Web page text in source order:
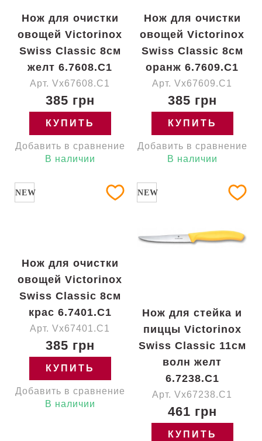
Нож для очистки
овощей Victorinox
Swiss Classic 8см
желт 6.7608.C1
Арт. Vx67608.C1
385 грн
КУПИТЬ
Добавить в сравнение
В наличии
Нож для очистки
овощей Victorinox
Swiss Classic 8см
оранж 6.7609.C1
Арт. Vx67609.C1
385 грн
КУПИТЬ
Добавить в сравнение
В наличии
NEW
Нож для очистки
овощей Victorinox
Swiss Classic 8см
крас 6.7401.C1
Арт. Vx67401.C1
385 грн
КУПИТЬ
Добавить в сравнение
В наличии
NEW
Нож для стейка и
пиццы Victorinox
Swiss Classic 11см
волн желт
6.7238.C1
Арт. Vx67238.C1
461 грн
КУПИТЬ